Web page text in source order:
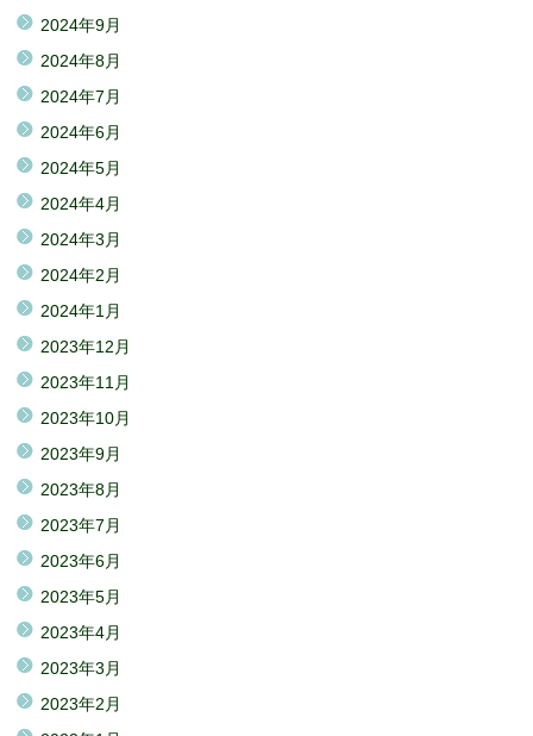
2024年9月
2024年8月
2024年7月
2024年6月
2024年5月
2024年4月
2024年3月
2024年2月
2024年1月
2023年12月
2023年11月
2023年10月
2023年9月
2023年8月
2023年7月
2023年6月
2023年5月
2023年4月
2023年3月
2023年2月